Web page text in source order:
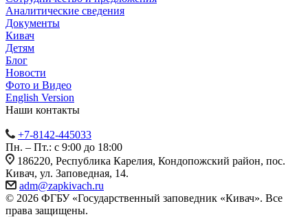
Аналитические сведения
Документы
Кивач
Детям
Блог
Новости
Фото и Видео
English Version
Наши контакты
+7-8142-445033
Пн. – Пт.: с 9:00 до 18:00
186220, Республика Карелия, Кондопожский район, пос.
Кивач, ул. Заповедная, 14.
adm@zapkivach.ru
© 2026 ФГБУ «Государственный заповедник «Кивач». Все
права защищены.